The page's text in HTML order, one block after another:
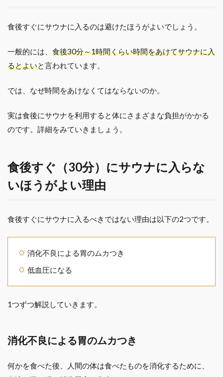
食後すぐにサウナに入るのは避けたほうがよいでしょう。
一般的には、 食後30分～1時間くらい時間をあけてサウナに入
るとよいと言われています。
では、なぜ時間をあけなくてはならないのか。
実は食後にサウナを利用すると体にさまざまな負担がかかる
のです。詳細をみていきましょう。
食後すぐ（30分）にサウナに入らな
いほうがよい理由
食後すぐにサウナに入るべきではない理由は以下の2つです。
消化不良による胃のムカつき
低血圧になる
1つずつ解説していきます。
消化不良による胃のムカつき
何かを食べた後、人間の体は食べたものを消化するために、